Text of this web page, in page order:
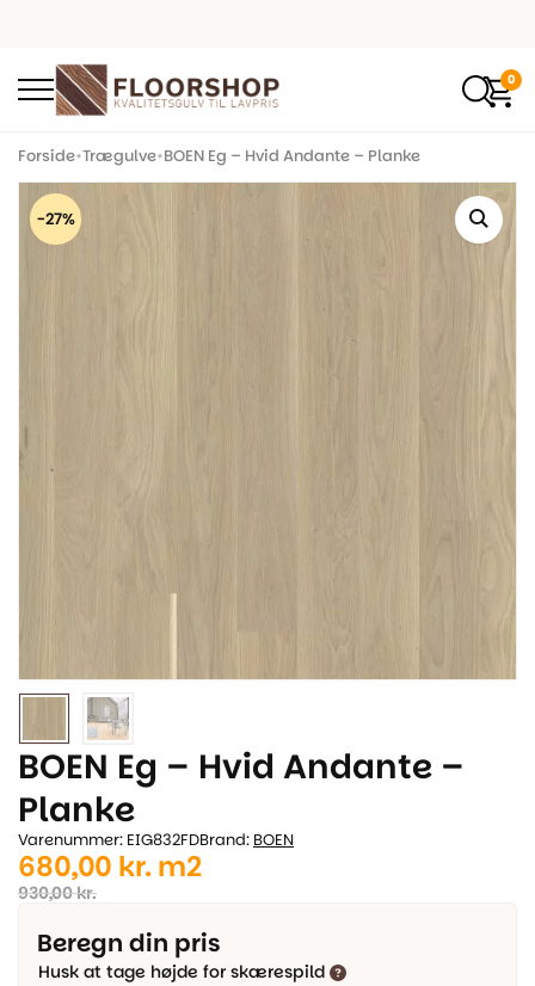
0
Forside•Trægulve•BOEN Eg – Hvid Andante – Planke
-27%
BOEN Eg – Hvid Andante –
Planke
Varenummer: EIG832FDBrand: BOEN
930,00kr.
Den
oprindelige
pris
var:
680,00 kr.
Den
aktuelle
pris
er:
m2
Beregn din pris
Husk at tage højde for skærespild